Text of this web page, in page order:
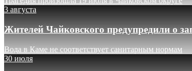
3 августа
Жителей Чайковского предупредили о
Вода в Каме не соответствует санитарным нормам
30 июля